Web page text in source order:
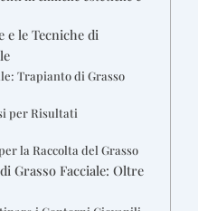
e le Tecniche di
Trapianto di Grasso
per Risultati
la Raccolta del Grasso
Grasso Facciale: Oltre